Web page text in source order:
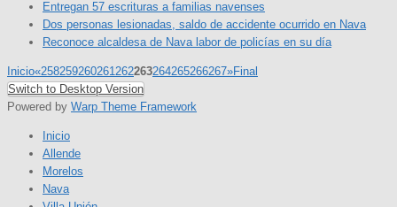
Entregan 57 escrituras a familias navenses
Dos personas lesionadas, saldo de accidente ocurrido en Nava
Reconoce alcaldesa de Nava labor de policías en su día
Inicio«258259260261262263264265266267»Final
Switch to Desktop Version
Powered by Warp Theme Framework
Inicio
Allende
Morelos
Nava